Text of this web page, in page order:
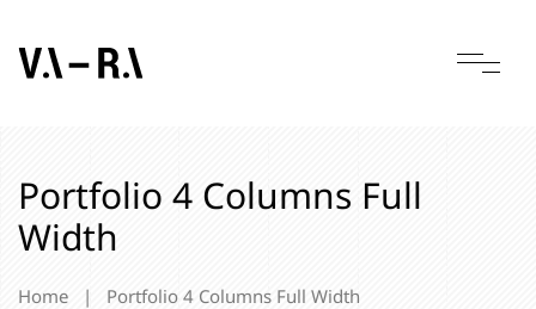
Portfolio 4 Columns Full
Width
Home | Portfolio 4 Columns Full Width